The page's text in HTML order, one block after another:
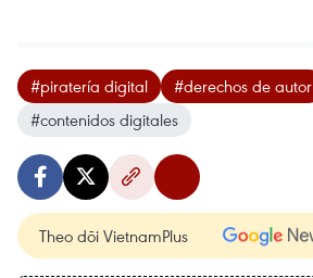
#piratería digital
#derechos de autor
#contenidos digitales
Theo dõi VietnamPlus